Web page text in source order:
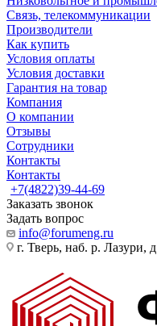
Связь, телекоммуникации
Производители
Как купить
Условия оплаты
Условия доставки
Гарантия на товар
Компания
О компании
Отзывы
Сотрудники
Контакты
Контакты
+7(4822)39-44-69
Заказать звонок
Задать вопрос
info@forumeng.ru
г. Тверь, наб. р. Лазури,